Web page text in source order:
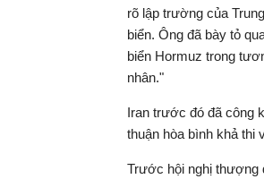
rõ lập trường của
biển. Ông đã bày tỏ
biển Hormuz trong
nhân."
Iran trước đó đã công
thuận hòa bình khả thi
Trước hội nghị thượng